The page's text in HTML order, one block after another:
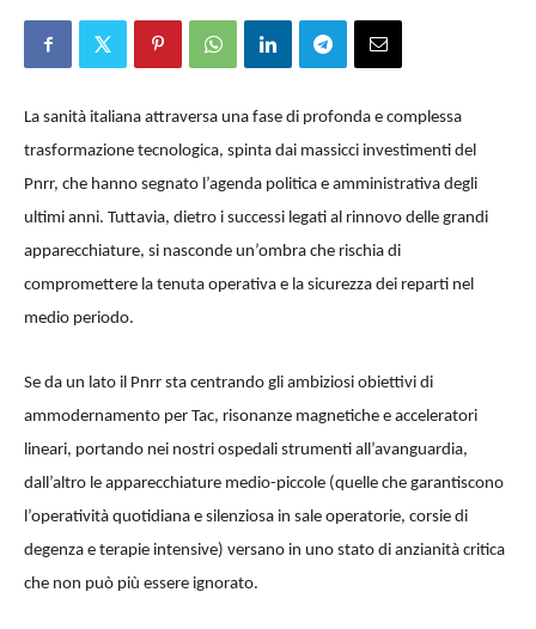
La sanità italiana attraversa una fase di profonda e complessa
trasformazione tecnologica, spinta dai massicci investimenti del
Pnrr, che hanno segnato l’agenda politica e amministrativa degli
ultimi anni. Tuttavia, dietro i successi legati al rinnovo delle grandi
apparecchiature, si nasconde un’ombra che rischia di
compromettere la tenuta operativa e la sicurezza dei reparti nel
medio periodo.
Se da un lato il Pnrr sta centrando gli ambiziosi obiettivi di
ammodernamento per Tac, risonanze magnetiche e acceleratori
lineari, portando nei nostri ospedali strumenti all’avanguardia,
dall’altro le apparecchiature medio-piccole (quelle che garantiscono
l’operatività quotidiana e silenziosa in sale operatorie, corsie di
degenza e terapie intensive) versano in uno stato di anzianità critica
che non può più essere ignorato.